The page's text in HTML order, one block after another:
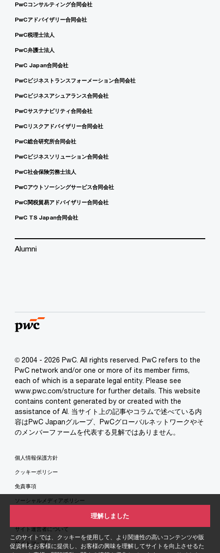
このサイトでは、クッキーを使用して、より関連性の高いコンテンツや販
促資料をお客様に提供し、お客様の興味を理解してサイトを向上させるた
理解しました
PwCコンサルティング合同会社
PwCアドバイザリー合同会社
PwC税理士法人
PwC弁護士法人
PwC Japan合同会社
PwCビジネストランスフォーメーション合同会社
PwCビジネスアシュアランス合同会社
PwCサステナビリティ合同会社
PwCリスクアドバイザリー合同会社
PwC総合研究所合同会社
PwCビジネスソリューション合同会社
PwC社会保険労務士法人
PwCアウトソーシングサービス合同会社
PwC関税貿易アドバイザリー合同会社
PwC TS Japan合同会社
Alumni
© 2004 - 2026 PwC. All rights reserved. PwC refers to the
PwC network and/or one or more of its member firms,
each of which is a separate legal entity. Please see
www.pwc.com/structure for further details. This website
contains content generated by or created with the
assistance of AI. 当サイト上の記事やコラムで述べている内
容はPwC Japanグループ、PwCグローバルネットワークやそ
のメンバーファームを代表する見解ではありません。
個人情報保護方針
クッキーポリシー
免責事項
ソーシャルメディアポリシー
サイト運営者について
サイトマップ